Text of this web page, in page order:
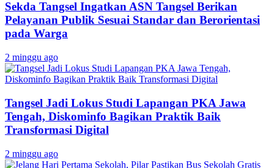
Sekda Tangsel Ingatkan ASN Tangsel Berikan
Pelayanan Publik Sesuai Standar dan Berorientasi
pada Warga
2 minggu ago
Tangsel Jadi Lokus Studi Lapangan PKA Jawa
Tengah, Diskominfo Bagikan Praktik Baik
Transformasi Digital
2 minggu ago